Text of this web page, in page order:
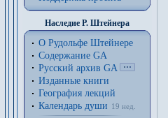
Наследие Р. Штейнера
О Рудольфе Штейнере
Содержание GA
Русский архив GA
Изданные книги
География лекций
Календарь души
19 нед.